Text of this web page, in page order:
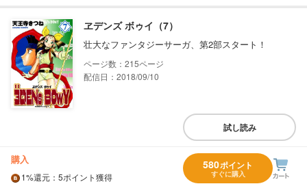
ヱデンズ ボゥイ（7）
壮大なファンタジーサーガ、第2部スタート！
215
配信日：2018/09/10
試し読み
購入
1%還元 ：5ポイント獲得
580ポイント
すぐに購入